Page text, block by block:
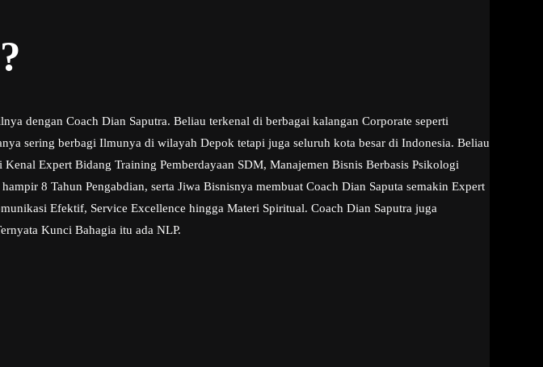
dengan Coach Dian Saputra. Beliau terkenal di berbagai kalangan Corporate seperti
sering berbagi Ilmunya di wilayah Depok tetapi juga seluruh kota besar di Indonesia. Beliau
Expert Bidang Training Pemberdayaan SDM, Manajemen Bisnis Berbasis Psikologi
8 Tahun Pengabdian, serta Jiwa Bisnisnya membuat Coach Dian Saputa semakin Expert
Efektif, Service Excellence hingga Materi Spiritual. Coach Dian Saputra juga
Kunci Bahagia itu ada NLP.